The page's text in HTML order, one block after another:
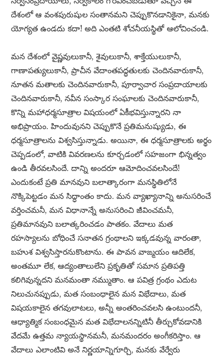
దేశంలో ఆ వంశపురుషుల సంతానమని చెప్పుకొనడానికైనా, మనకు
యోగ్యత ఉండదు కదా! అది ఎంతటి శోచనీయస్థితో ఆలోచించండి.
మన దేశంలో వైష్ణవులుకానీ, శైవులుకానీ, శాక్తేయులుకానీ,
గాణాపత్యులుకానీ, ప్రాచీన వేదాంతపద్ధతులకు చెందినవారుకానీ,
నూతన మతాలకు చెందినవారుకానీ, పూర్వాచార సంప్రదాయాలకు
చెందినవారుకానీ, నవీన సంస్కార సంఘాలకు చెందినవారుకానీ,
కొన్ని మహాధర్మసూత్రాల విషయంలో ఏకీభవిస్తున్నారని నా
అభిప్రాయం. హిందువునని చెప్పుకొనే ప్రతిమనుష్యుడు, ఈ
ధర్మసూత్రాలను విశ్వసిస్తున్నాడు. అయినా, ఈ ధర్మసూత్రాలకు అర్థం
చెప్పడంలో, వాటికి వివరణలను కూర్చడంలో సహజంగా భిన్నత్వం
ఉండి తీరవలసిందే. దాన్ని అందరూ ఆమోదించవలసిందే!
ఎందుకంటే ప్రతి మానవుని బలాత్కారంగా మనస్థితిలోనే
నొక్కిపెట్టడం మన సిద్ధాంతం కాదు. మన వ్యాఖ్యానాన్ని అనుసరించే
వర్తించమనీ, మన విధానాన్నే అనుసరించి జీవించమనీ,
ప్రతిమానవుని బలాత్కరించడం పాతకం. వేదాలు మత
రహస్యాలను బోధించే సనాతన గ్రంథాలని ఇక్కడవున్న వారంతా,
బహుశ విశ్వసిస్తారనుకొంటాను. ఈ పావన వాఙ్మయం ఆదిలేక,
అంతమూ లేక, ఆద్యంతాలులేని ప్రకృతితో సమాన ప్రతిపత్తి
కలిగివున్నదని మనమంతా నమ్ముతాం. ఆ పవిత్ర గ్రంథం ఎదుట
నిలుచునప్పుడు, మత సంబంధాలైన మన విభేదాలు, మత
విషయకాలైన తగవులాటలు, అన్నీ అంతరించవలసి ఉంటుందనీ,
ఆధ్యాత్మిక సంబంధమైన మత విభేదాలనన్నిటినీ తీర్చుకోవడానికి
వేదమే ఉత్తమ న్యాయస్థానమనీ, మనమందరం అంగీకరిస్తాం. ఆ
వేదాలు ఎలాంటివి అనే నిర్ణయాన్నిగూర్చి, మనకు వేర్వేరు